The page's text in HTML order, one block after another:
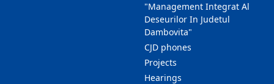
"Management Integrat Al
Deseurilor In Judetul
Dambovita"
CJD phones
Projects
Hearings